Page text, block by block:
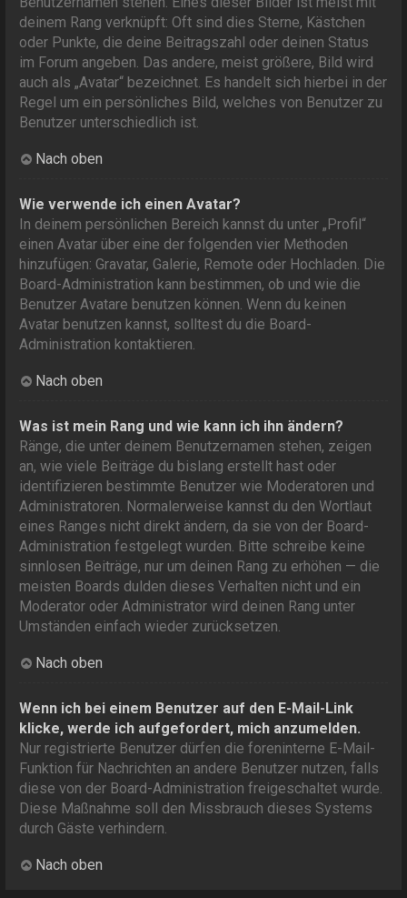
deinem Rang verknüpft: Oft sind dies Sterne, Kästchen
oder Punkte, die deine Beitragszahl oder deinen Status
im Forum angeben. Das andere, meist größere, Bild wird
auch als „Avatar“ bezeichnet. Es handelt sich hierbei in der
Regel um ein persönliches Bild, welches von Benutzer zu
Benutzer unterschiedlich ist.
Nach oben
Wie verwende ich einen Avatar?
In deinem persönlichen Bereich kannst du unter „Profil“
einen Avatar über eine der folgenden vier Methoden
hinzufügen: Gravatar, Galerie, Remote oder Hochladen. Die
Board-Administration kann bestimmen, ob und wie die
Benutzer Avatare benutzen können. Wenn du keinen
Avatar benutzen kannst, solltest du die Board-
Administration kontaktieren.
Nach oben
Was ist mein Rang und wie kann ich ihn ändern?
Ränge, die unter deinem Benutzernamen stehen, zeigen
an, wie viele Beiträge du bislang erstellt hast oder
identifizieren bestimmte Benutzer wie Moderatoren und
Administratoren. Normalerweise kannst du den Wortlaut
eines Ranges nicht direkt ändern, da sie von der Board-
Administration festgelegt wurden. Bitte schreibe keine
sinnlosen Beiträge, nur um deinen Rang zu erhöhen — die
meisten Boards dulden dieses Verhalten nicht und ein
Moderator oder Administrator wird deinen Rang unter
Umständen einfach wieder zurücksetzen.
Nach oben
Wenn ich bei einem Benutzer auf den E-Mail-Link
klicke, werde ich aufgefordert, mich anzumelden.
Nur registrierte Benutzer dürfen die foreninterne E-Mail-
Funktion für Nachrichten an andere Benutzer nutzen, falls
diese von der Board-Administration freigeschaltet wurde.
Diese Maßnahme soll den Missbrauch dieses Systems
durch Gäste verhindern.
Nach oben